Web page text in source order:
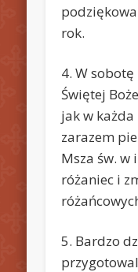
rok.
4. W
Świętej
jak w każda
zarazem
Msza św. w
różaniec i
5. Bardzo